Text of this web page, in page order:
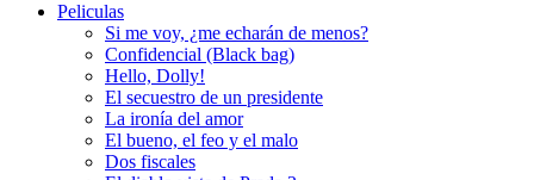
Peliculas
Si me voy, ¿me echarán de menos?
Confidencial (Black bag)
Hello, Dolly!
El secuestro de un presidente
La ironía del amor
El bueno, el feo y el malo
Dos fiscales